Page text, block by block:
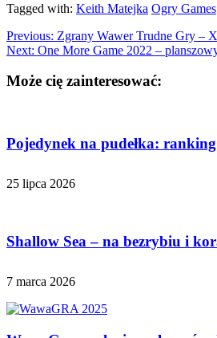
Tagged with: Keith Matejka Ogry Games
Previous: Zgrany Wawer Trudne Gry –
Next: One More Game 2022 –
Może cię zainteresować:
Pojedynek na pudełka:
25 lipca 2026
Shallow Sea – na bezrybiu i
7 marca 2026